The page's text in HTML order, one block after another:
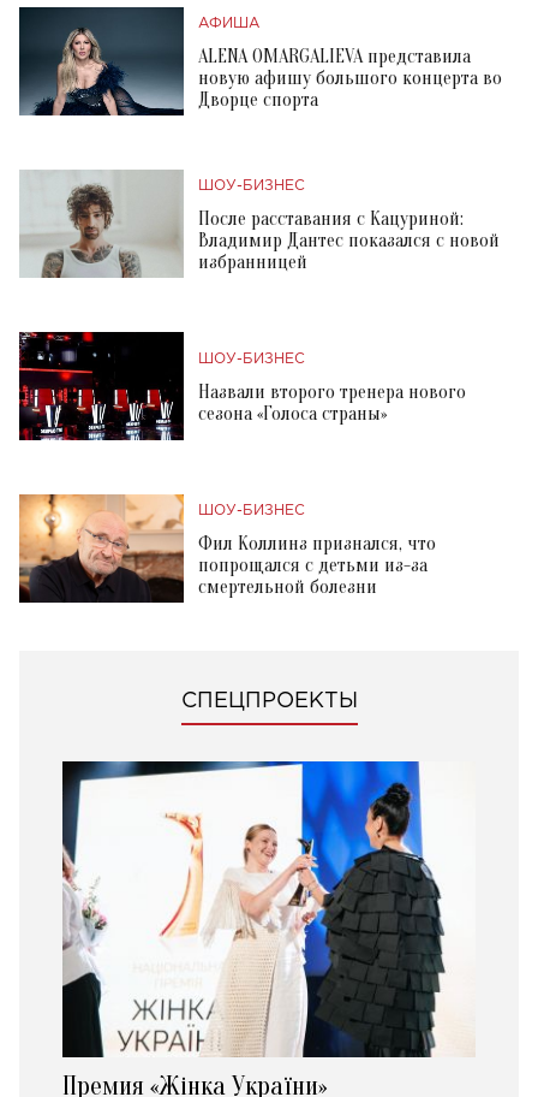
АФИША
ALENA OMARGALIEVA представила
новую афишу большого концерта во
Дворце спорта
ШОУ-БИЗНЕС
После расставания с Кацуриной:
Владимир Дантес показался с новой
избранницей
ШОУ-БИЗНЕС
Назвали второго тренера нового
сезона «Голоса страны»
ШОУ-БИЗНЕС
Фил Коллинз признался, что
попрощался с детьми из-за
смертельной болезни
СПЕЦПРОЕКТЫ
Премия «Жінка України»